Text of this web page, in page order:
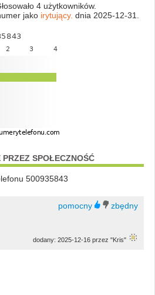
4 użytkowników.
jako irytujący. dnia 2025-12-31.
SPOŁECZNOŚĆ
500935843
dodany: 2025-12-16 przez "Kris"